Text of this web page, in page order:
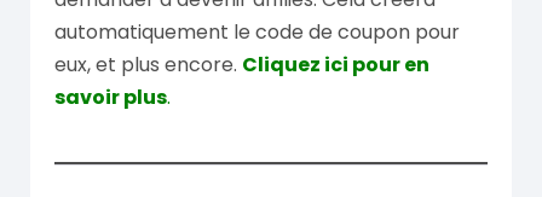
automatiquement le code de coupon pour
eux, et plus encore. Cliquez ici pour en
savoir plus.